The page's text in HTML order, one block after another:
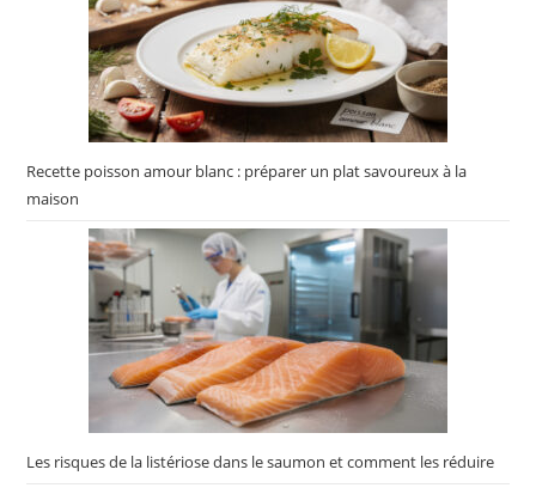
Recette poisson amour blanc : préparer un plat savoureux à la
maison
Les risques de la listériose dans le saumon et comment les réduire